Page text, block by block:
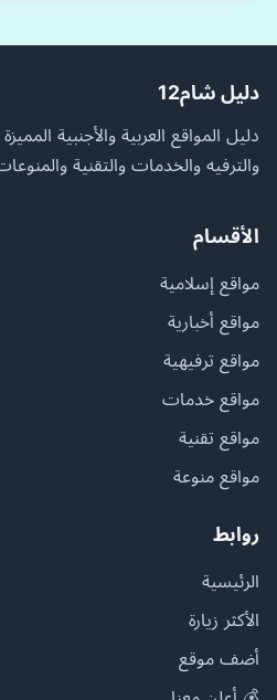
دليل شام12
دليل المواقع العربية والأجنبية
والترفيه والخدمات والتقنية
الأقسام
مواقع إسلامية
مواقع أخبارية
مواقع ترفيهية
مواقع خدمات
مواقع تقنية
مواقع منوعة
روابط
الرئيسية
الأكثر زيارة
أضف موقع